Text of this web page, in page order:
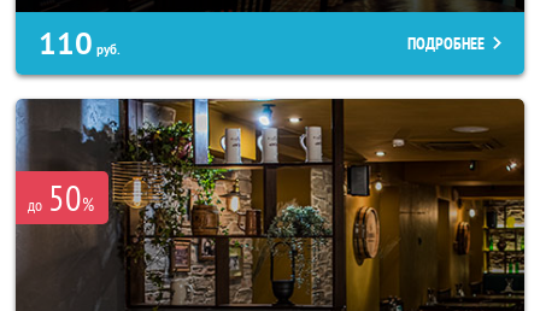
110 руб. ПОДРОБНЕЕ
до 50%